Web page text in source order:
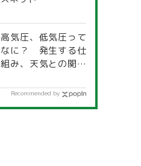
高気圧、低気圧って
なに？ 発生する仕
組み、天気との関係
Recommended by